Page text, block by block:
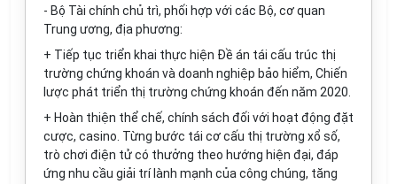
- Bộ Tài chính chủ trì, phối hợp với các Bộ, cơ quan
Trung ương, địa phương:
+ Tiếp tục triển khai thực hiện Đề án tái cấu trúc thị
trường chứng khoán và doanh nghiệp bảo hiểm, Chiến
lược phát triển thị trường chứng khoán đến năm 2020.
+ Hoàn thiện thể chế, chính sách đối với hoạt động đặt
cược, casino. Từng bước tái cơ cấu thị trường xổ số,
trò chơi điện tử có thưởng theo hướng hiện đại, đáp
ứng nhu cầu giải trí lành mạnh của công chúng, tăng